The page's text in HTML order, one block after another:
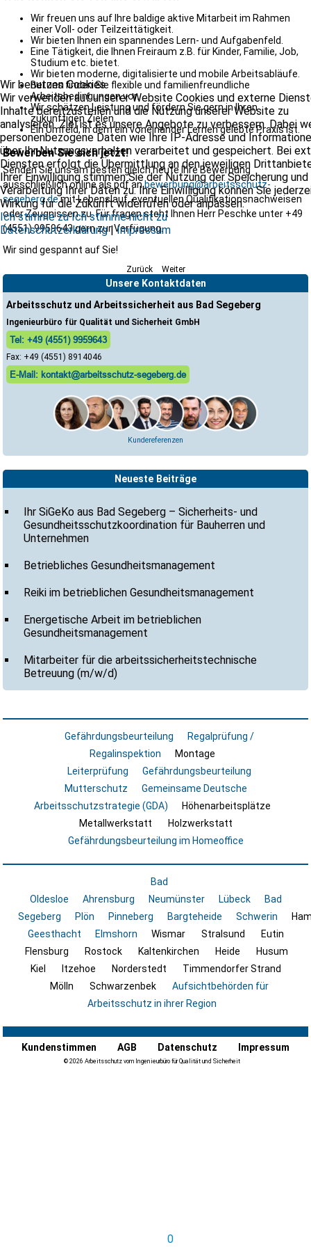
Wir freuen uns auf Ihre baldige aktive Mitarbeit im Rahmen
einer Voll- oder Teilzeittätigkeit.
Wir bieten Ihnen ein spannendes Lern- und Aufgabenfeld.
Eine Tätigkeit, die Ihnen Freiraum z.B. für Kinder, Familie, Job,
Studium etc. bietet.
Wir bieten moderne, digitalisierte und mobile Arbeitsabläufe.
Bei uns finden Sie flexible und familienfreundliche
Arbeitsbedingungen vor.
Wir schätzen Leistung und fördern Sie gern in Ihren
zukünftigen Zielen.
Ein Umfeld, in dem ein voneinander Lernen gelebte Praxis ist.
Bewerben Sie sich jetzt!
Senden Sie uns am besten gleich heute Ihre Bewerbung
ausschließlich online als pdf anbewerbung@arbeitsschutz-
segeberg.demit Lebenslauf, eventuellen Qualifikationsnachweisen
oder Zeugnissen zu. Für fragen steht Ihnen Herr Peschke unter +49
(4551) 9959643 gern zur Verfügung.
Wir sind gespannt auf Sie!
0
Zurück Weiter
Unsere Kontaktdaten
Arbeitsschutz und Arbeitssicherheit aus Bad Segeberg
Ingenieurbüro für Qualität und Sicherheit GmbH
Tel: +49 (4551) 9959643
Fax: +49 (4551) 8914046
E-Mail: kontakt@arbeitsschutz-segeberg.de
Kundereferenzen
Neueste Beiträge
Ihr SiGeKo aus Bad Segeberg – Sicherheits- und
Gesundheitsschutzkoordination für Bauherren und
Unternehmen
Betriebliches Gesundheitsmanagement
Reiki im betrieblichen Gesundheitsmanagement
Energetische Arbeit im betrieblichen
Gesundheitsmanagement
Mitarbeiter für die arbeitssicherheitstechnische
Betreuung (m/w/d)
Gefährdungsbeurteilung
Regalprüfung /
Regalinspektion
Montage
Leiterprüfung
Gefährdungsbeurteilung
Mutterschutz
Gemeinsame Deutsche
Arbeitsschutzstrategie (GDA)
Höhenarbeitsplätze
Metallwerkstatt
Holzwerkstatt
Gefährdungsbeurteilung im Homeoffice
Bad
Oldesloe
Ahrensburg Neumünster Lübeck
Bad
Segeberg
Plön Pinneberg Bargteheide Schwerin
Geesthacht
Elmshorn Wismar Stralsund
Eutin
Flensburg
Rostock Kaltenkirchen Heide
Husum
Kiel
Itzehoe Norderstedt
Timmendorfer Strand
Mölln
Schwarzenbek
Aufsichtbehörden für
Arbeitsschutz in ihrer Region
Kundenstimmen AGB Datenschutz Impressum
© 2026 Arbeitsschutz vom Ingenieurbüro für Qualität und Sicherheit
Wir benutzen Cookies
Wir verwenden auf unserer Website Cookies und externe
Inhalte bereitzustellen und die Nutzung unserer Website zu
analysieren. Ziel ist es unsere Angebote zu verbessern. Dabei
personenbezogene Daten wie Ihre IP-Adresse und
über Ihr Nutzungsverhalten verarbeitet und gespeichert. Bei
Diensten erfolgt die Übermittlung an den jeweiligen
Ihrer Einwilligung stimmen Sie der Nutzung der Speicherung und
Verarbeitung Ihrer Daten zu. Ihre Einwilligung können Sie
Wirkung für die Zukunft widerrufen oder anpassen.
Ich stimme zu Ich stimme nicht zu
Datenschutzerklärung|Impressum